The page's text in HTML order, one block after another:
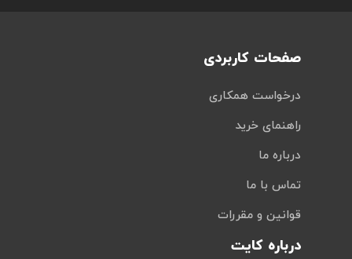
صفحات کاربردی
درخواست همکاری
راهنمای خرید
درباره ما
تماس با ما
قوانین و مقررات
درباره کایت